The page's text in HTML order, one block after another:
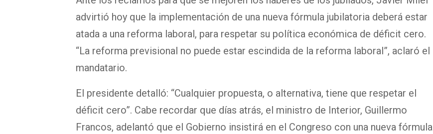
advirtió hoy que la implementación de una nueva fórmula jubilatoria deberá estar
atada a una reforma laboral, para respetar su política económica de déficit cero.
“La reforma previsional no puede estar escindida de la reforma laboral”, aclaró el
mandatario.
El presidente detalló: “Cualquier propuesta, o alternativa, tiene que respetar el
déficit cero”. Cabe recordar que días atrás, el ministro de Interior, Guillermo
Francos, adelantó que el Gobierno insistirá en el Congreso con una nueva fórmula